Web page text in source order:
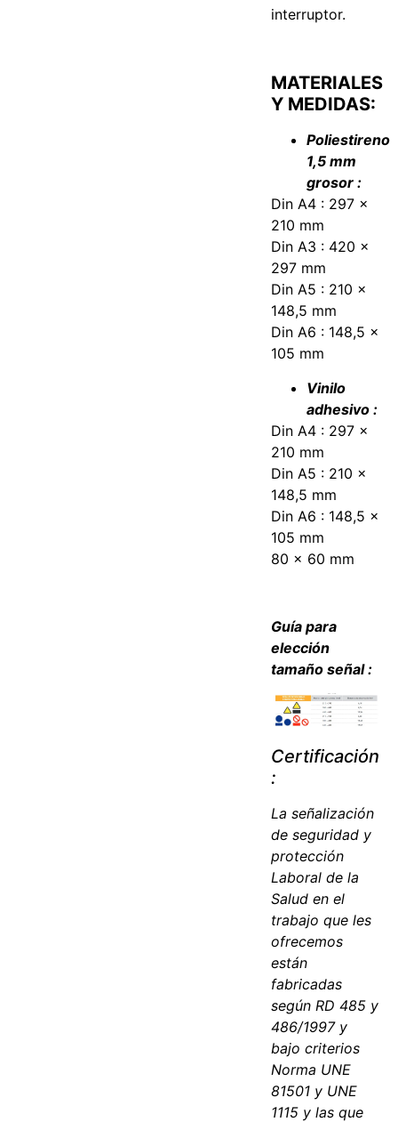
interruptor.
MATERIALES
Y MEDIDAS:
Poliestireno
1,5 mm
grosor :
Din A4 : 297 x
210 mm
Din A3 : 420 x
297 mm
Din A5 : 210 x
148,5 mm
Din A6 : 148,5 x
105 mm
Vinilo
adhesivo :
Din A4 : 297 x
210 mm
Din A5 : 210 x
148,5 mm
Din A6 : 148,5 x
105 mm
80 x 60 mm
Guía para
elección
tamaño señal :
Certificación
:
La señalización
de seguridad y
protección
Laboral de la
Salud en el
trabajo que les
ofrecemos
están
fabricadas
según RD 485 y
486/1997 y
bajo criterios
Norma UNE
81501 y UNE
1115 y las que